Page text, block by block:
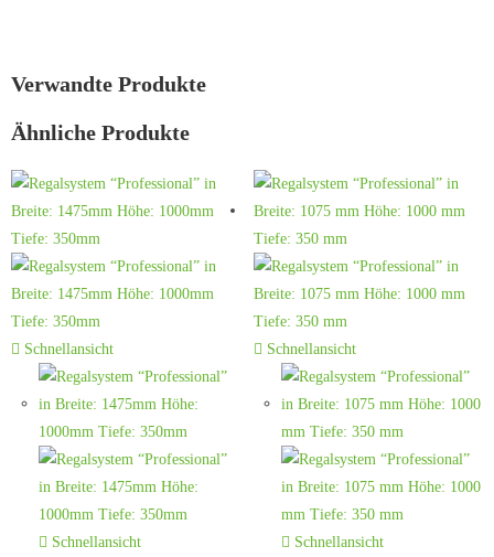
Verwandte Produkte
Ähnliche Produkte
Schnellansicht
Schnellansicht
Schnellansicht
Schnellansicht